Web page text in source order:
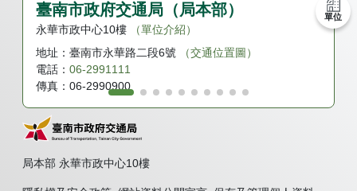
單位
臺南市政府交通局（局本部）
永華市政中心10樓
（單位介紹）
地址： 臺南市永華路二段6號
（交通位置圖）
電話： 06-2991111
傳真： 06-2990900
局本部 永華市政中心10樓